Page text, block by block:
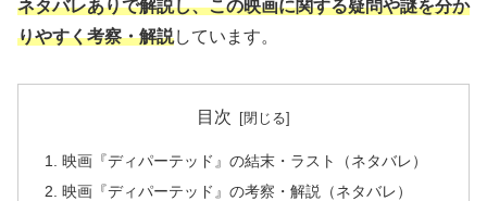
ネタバレありで解説し、この映画に関する疑問や謎を分か
りやすく考察・解説しています。
目次
映画『ディパーテッド』の結末・ラスト（ネタバレ）
映画『ディパーテッド』の考察・解説（ネタバレ）